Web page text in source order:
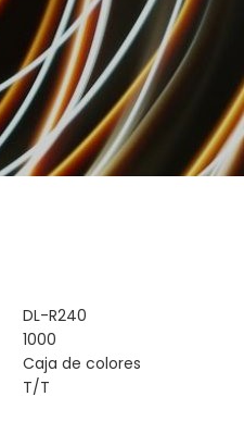
DL-R240
1000
Caja de colores
T/T